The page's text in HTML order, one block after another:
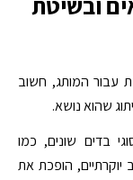
עבור המותג, חשוב
שהוא נושא.
בדים שונים, כמו
הופכת את